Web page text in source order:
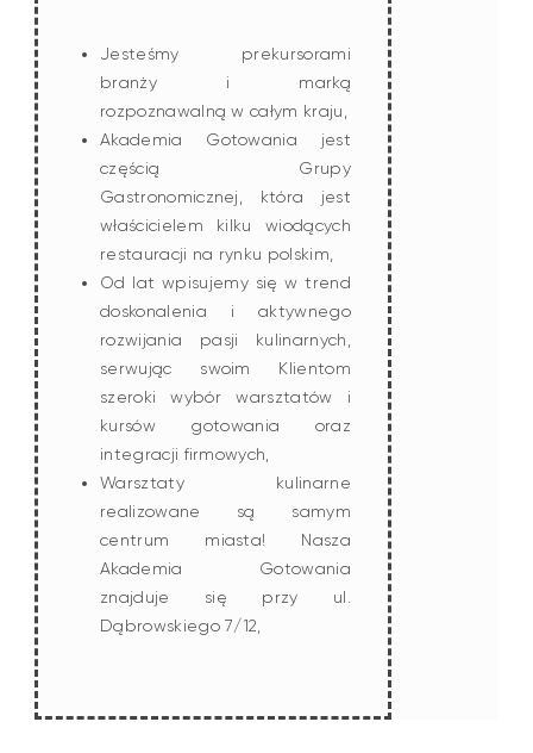
Jesteśmy prekursorami
branży i marką
rozpoznawalną w całym kraju,
Akademia Gotowania jest
częścią Grupy
Gastronomicznej, która jest
właścicielem kilku wiodących
restauracji na rynku polskim,
Od lat wpisujemy się w trend
doskonalenia i aktywnego
rozwijania pasji kulinarnych,
serwując swoim Klientom
szeroki wybór warsztatów i
kursów gotowania oraz
integracji firmowych,
Warsztaty kulinarne
realizowane są samym
centrum miasta! Nasza
Akademia Gotowania
znajduje się przy ul.
Dąbrowskiego 7/12,